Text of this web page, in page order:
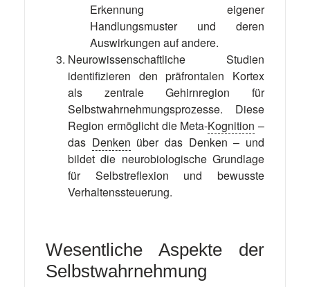
Erkennung eigener
Handlungsmuster und deren
Auswirkungen auf andere.
Neurowissenschaftliche Studien
identifizieren den präfrontalen Kortex
als zentrale Gehirnregion für
Selbstwahrnehmungsprozesse. Diese
Region ermöglicht die Meta-Kognition –
das Denken über das Denken – und
bildet die neurobiologische Grundlage
für Selbstreflexion und bewusste
Verhaltenssteuerung.
Wesentliche Aspekte der
Selbstwahrnehmung